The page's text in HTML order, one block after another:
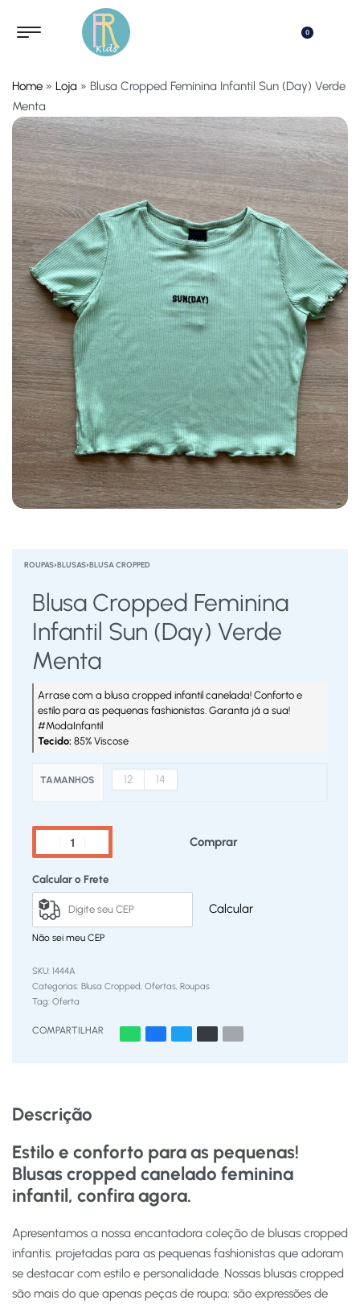
0
Home » Loja » Blusa Cropped Feminina Infantil Sun (Day) Verde
Menta
ROUPAS›BLUSAS›BLUSA CROPPED
Blusa Cropped Feminina
Infantil Sun (Day) Verde
Menta
Arrase com a blusa cropped infantil canelada! Conforto e
estilo para as pequenas fashionistas. Garanta já a sua!
#ModaInfantil
Tecido: 85% Viscose
TAMANHOS 12 14
Comprar
Calcular o Frete
Calcular
Não sei meu CEP
1444A
Categorias: Blusa Cropped, Ofertas, Roupas
Tag: Oferta
COMPARTILHAR
Descrição
Estilo e conforto para as pequenas!
Blusas cropped canelado feminina
infantil, confira agora.
Apresentamos a nossa encantadora coleção de blusas cropped
infantis, projetadas para as pequenas fashionistas que adoram
se destacar com estilo e personalidade. Nossas blusas cropped
são mais do que apenas peças de roupa; são expressões de